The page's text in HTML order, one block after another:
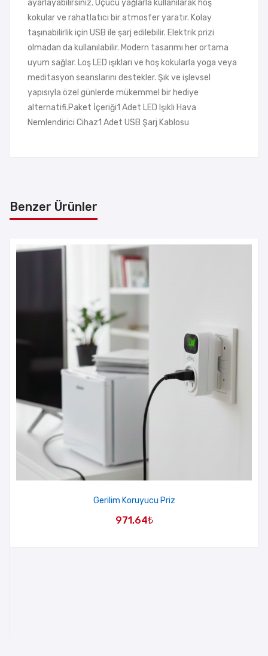
ayarlayabilirsiniz. Uçucu yağlarla kullanılarak hoş
kokular ve rahatlatıcı bir atmosfer yaratır. Kolay
taşınabilirlik için USB ile şarj edilebilir. Elektrik prizi
olmadan da kullanılabilir. Modern tasarımı her ortama
uyum sağlar. Loş LED ışıkları ve hoş kokularla yoga veya
meditasyon seanslarını destekler. Şık ve işlevsel
yapısıyla özel günlerde mükemmel bir hediye
alternatifi.Paket İçeriği1 Adet LED Işıklı Hava
Nemlendirici Cihaz1 Adet USB Şarj Kablosu
Benzer Ürünler
Gerilim Koruyucu Priz
971,64₺